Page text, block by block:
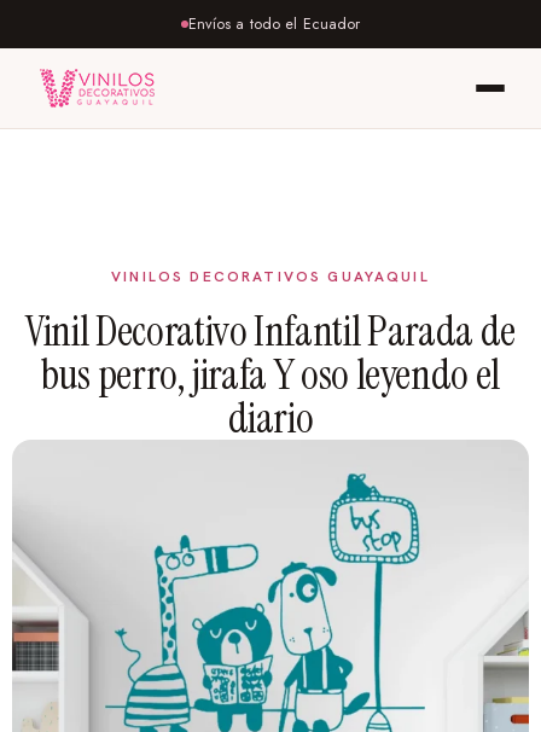
Envíos a todo el Ecuador
Vinil Decorativo Infantil Parada de
bus perro, jirafa Y oso leyendo el
diario